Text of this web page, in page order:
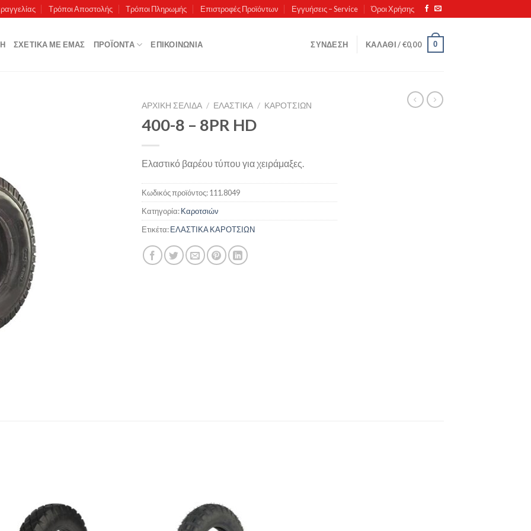
Τρόποι Αποστολής Τρόποι Πληρωμής Επιστροφές Προϊόντων Εγγυήσεις – Service Όροι Χρήσης
ΣΧΕΤΙΚΆ ΜΕ ΕΜΆΣ ΠΡΟΪΌΝΤΑ ΕΠΙΚΟΙΝΩΝΊΑ ΣΎΝΔΕΣΗ ΚΑΛΆΘΙ /€0,00 0
ΑΡΧΙΚΉ ΣΕΛΊΔΑ / ΕΛΑΣΤΙΚΑ / ΚΑΡΟΤΣΙΏΝ
400-8 – 8PR HD
Ελαστικό βαρέου τύπου για χειράμαξες.
Κωδικός προϊόντος:111.8049
Κατηγορία:Καροτσιών
Ετικέτα:ΕΛΑΣΤΙΚΑ ΚΑΡΟΤΣΙΩΝ
στην λίστα
επιθυμιών
στην λίστα
επιθυμιών